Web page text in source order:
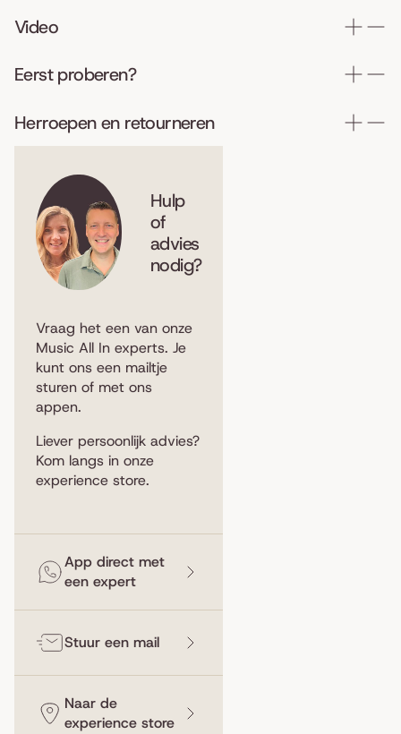
Video
Eerst proberen?
Herroepen en retourneren
Hulp
of
advies
nodig?
Vraag het een van onze
Music All In experts. Je
kunt ons een mailtje
sturen of met ons
appen.
Liever persoonlijk advies?
Kom langs in onze
experience store.
App direct met
een expert
Stuur een mail
Naar de
experience store